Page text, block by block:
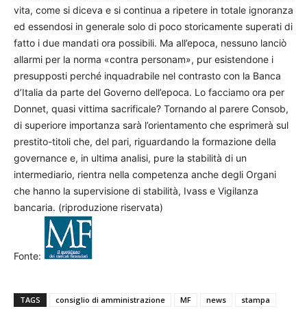
vita, come si diceva e si continua a ripetere in totale ignoranza
ed essendosi in generale solo di poco storicamente superati di
fatto i due mandati ora possibili. Ma all’epoca, nessuno lanciò
allarmi per la norma «contra personam», pur esistendone i
presupposti perché inquadrabile nel contrasto con la Banca
d’Italia da parte del Governo dell’epoca. Lo facciamo ora per
Donnet, quasi vittima sacrificale? Tornando al parere Consob,
di superiore importanza sarà l’orientamento che esprimerà sul
prestito-titoli che, del pari, riguardando la formazione della
governance e, in ultima analisi, pure la stabilità di un
intermediario, rientra nella competenza anche degli Organi
che hanno la supervisione di stabilità, Ivass e Vigilanza
bancaria. (riproduzione riservata)
Fonte:
TAGS consiglio di amministrazione MF news stampa